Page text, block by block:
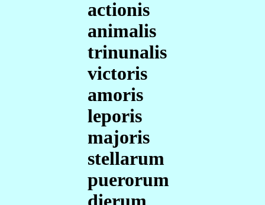
actionis
animalis
trinunalis
victoris
amoris
leporis
majoris
stellarum
puerorum